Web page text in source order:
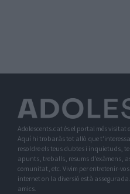
Adolescents.cat és el portal més
Aquí hi trobaràs tot allò que
resoldre els teus dubtes i inquietuds,
apunts, treballs, resums d'exàmens,
comunitat, etc. Vivim per entretenir-
internet on la diversió està
amics.